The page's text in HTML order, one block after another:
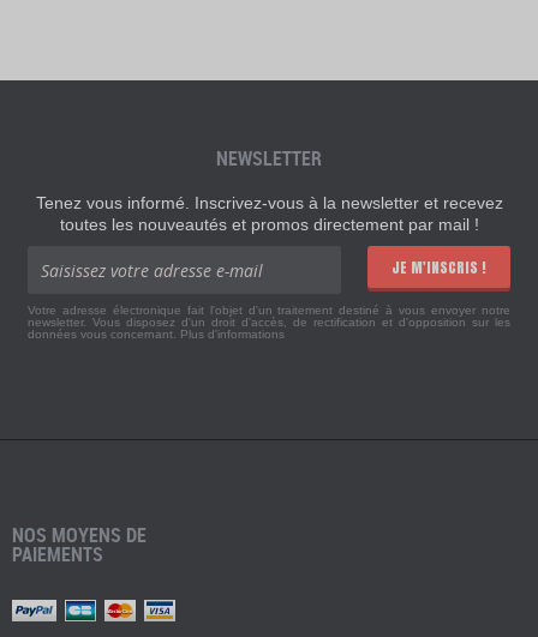
NEWSLETTER
Tenez vous informé. Inscrivez-vous à la newsletter et recevez
toutes les nouveautés et promos directement par mail !
JE M'INSCRIS !
Votre adresse électronique fait l'objet d'un traitement destiné à vous envoyer notre
newsletter. Vous disposez d'un droit d'accès, de rectification et d'opposition sur les
données vous concernant. Plus d'informations
NOS MOYENS DE
PAIEMENTS